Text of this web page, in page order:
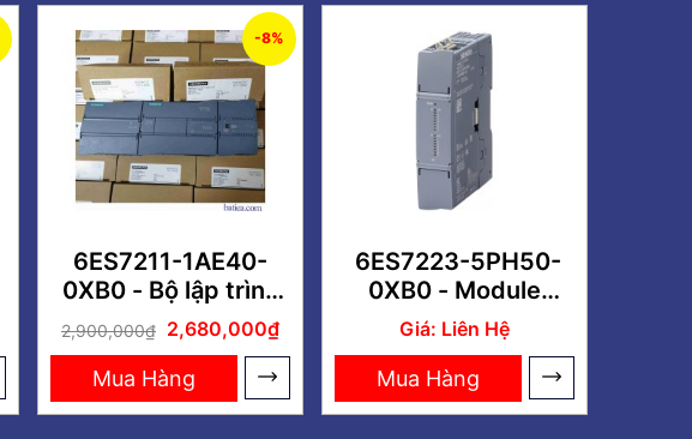
-8%
6ES7211-1AE40-
0XB0 - Bộ lập trình
CPU 1211C
2,900,000₫ 2,680,000₫
Mua Hàng
6ES7223-5PH50-
0XB0 - Module
S71200 G2 SM1223
Giá: Liên Hệ
Mua Hàng